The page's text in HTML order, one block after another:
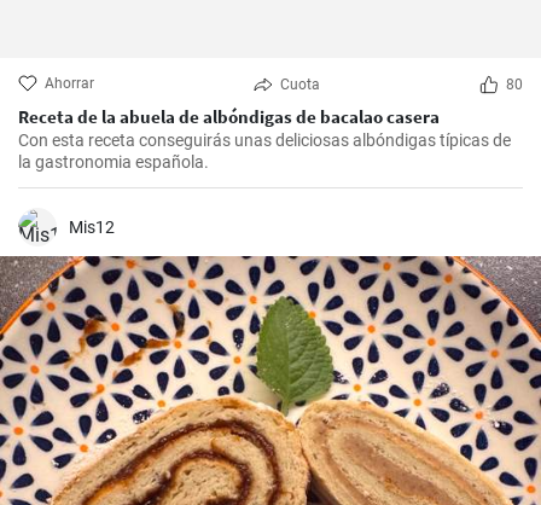
Ahorrar Cuota 80
Receta de la abuela de albóndigas de bacalao casera
Con esta receta conseguirás unas deliciosas albóndigas típicas de
la gastronomia española.
Mis12